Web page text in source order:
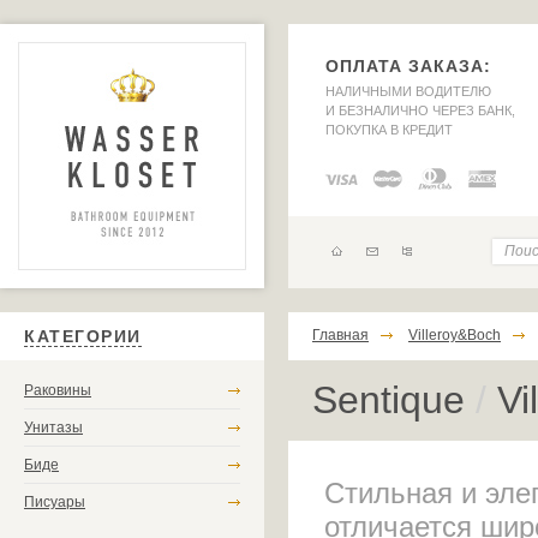
ОПЛАТА ЗАКАЗА:
НАЛИЧНЫМИ ВОДИТЕЛЮ
И БЕЗНАЛИЧНО ЧЕРЕЗ БАНК,
ПОКУПКА В КРЕДИТ
КАТЕГОРИИ
Раковины
Унитазы
Биде
Писуары
Главная Villeroy&Boch
Sentique
Стильная и
отличается